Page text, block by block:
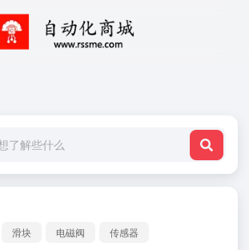
滑块 电磁阀 传感器